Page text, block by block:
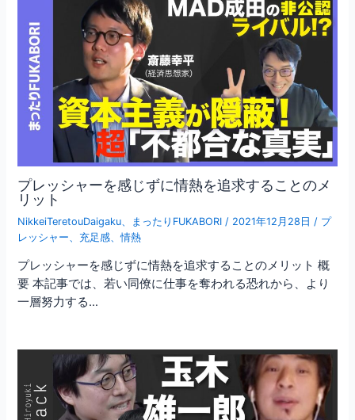
プレッシャーを感じずに情熱を追求することのメ
リット
NikkeiTeretouDaigaku まったりFUKABORI / 2021年12月28日 / プ
レッシャー 、充足感 、情熱
プレッシャーを感じずに情熱を追求することのメリット 概
要 本記事では、若い同僚に仕事を奪われる恐れから、より
一層努力する…